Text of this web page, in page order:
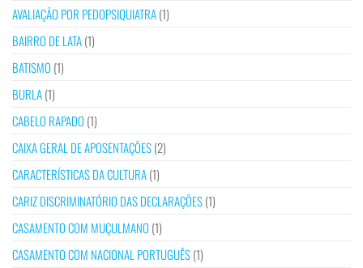
AVALIAÇÃO POR PEDOPSIQUIATRA(1)
BAIRRO DE LATA(1)
BATISMO (1)
BURLA(1)
CABELO RAPADO (1)
CAIXA GERAL DE APOSENTAÇÕES(2)
CARACTERÍSTICAS DA CULTURA(1)
CARIZ DISCRIMINATÓRIO DAS DECLARAÇÕES(1)
CASAMENTO COM MUÇULMANO (1)
CASAMENTO COM NACIONAL PORTUGUÊS(1)